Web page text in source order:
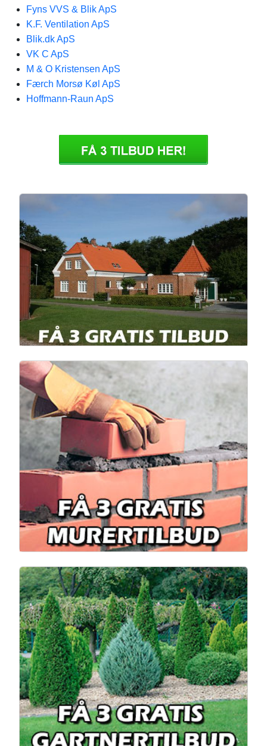
Fyns VVS & Blik ApS
K.F. Ventilation ApS
Blik.dk ApS
VK C ApS
M & O Kristensen ApS
Færch Morsø Køl ApS
Hoffmann-Raun ApS